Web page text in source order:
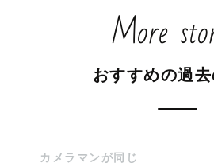
▫️エリア：関東を中心にご希望の場
▫️ジャンル：カップル・ウエディン
More
おすすめの過
カメラマンが同じ